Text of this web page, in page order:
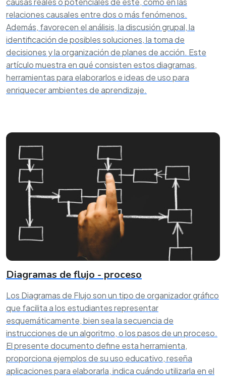
relaciones causales entre dos o más fenómenos.
Además, favorecen el análisis, la discusión grupal, la
identificación de posibles soluciones, la toma de
decisiones y la organización de planes de acción. Este
artículo muestra en qué consisten estos diagramas,
herramientas para elaborarlos e ideas de uso para
enriquecer ambientes de aprendizaje.
Diagramas de flujo - proceso
Los Diagramas de Flujo son un tipo de organizador gráfico
que facilita a los estudiantes representar
esquemáticamente, bien sea la secuencia de
instrucciones de un algoritmo, o los pasos de un proceso.
El presente documento define esta herramienta,
proporciona ejemplos de su uso educativo, reseña
aplicaciones para elaborarla, indica cuándo utilizarla en el